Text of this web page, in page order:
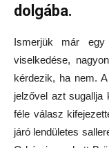
dolgába.
Ismerjük már
viselkedése,
kérdezik, ha nem.
jelzővel azt sugallja
féle válasz
járó lendületes